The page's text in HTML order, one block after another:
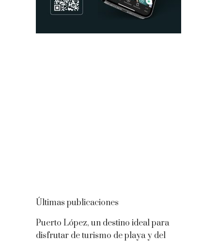
Últimas publicaciones
Puerto López, un destino ideal para
disfrutar de turismo de playa y del